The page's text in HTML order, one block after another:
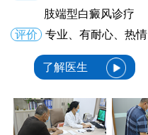
肢端型白癜风诊疗
评价
专业、有耐心、热情
了解医生